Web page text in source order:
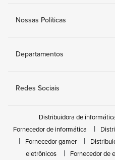
Nossas Políticas
Departamentos
Redes Sociais
Distribuidora de
Fornecedor de informática
Fornecedor gamer
eletrônicos
Fornecedor de